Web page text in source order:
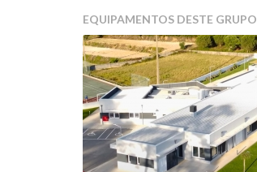
EQUIPAMENTOS DESTE GRUPO